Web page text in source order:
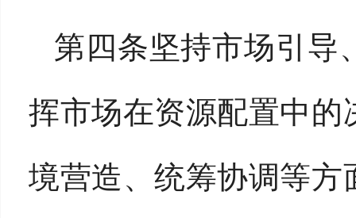
第四条坚持市场引导
挥市场在资源配置中
境营造、统筹协调等